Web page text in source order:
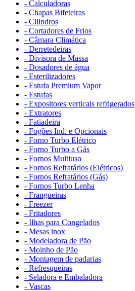
- Calculadoras
- Chapas Bifeteiras
- Cilindros
- Cortadores de Frios
- Câmara Climática
- Derretedeiras
- Divisora de Massa
- Dosadores de água
- Esterilizadores
- Estufa Premium Vapor
- Estufas
- Expositores verticais refrigerados
- Extratores
- Fatiadeira
- Fogões Ind. e Opcionais
- Forno Turbo Elétrico
- Forno Turbo a Gás
- Fornos Multiuso
- Fornos Refratários (Elétricos)
- Fornos Refratários (Gás)
- Fornos Turbo Lenha
- Frangueiras
- Freezer
- Fritadores
- Ilhas para Congelados
- Mesas inox
- Modeladora de Pão
- Moinho de Pão
- Montagem de padarias
- Refresqueiras
- Seladora e Embaladora
- Vascas